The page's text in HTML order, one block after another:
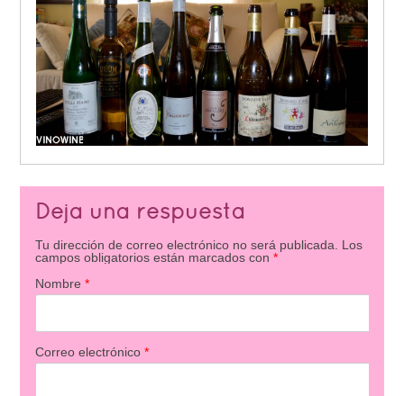
Deja una respuesta
Tu dirección de correo electrónico no será publicada.
Los
campos obligatorios están marcados con *
Nombre *
Correo electrónico *